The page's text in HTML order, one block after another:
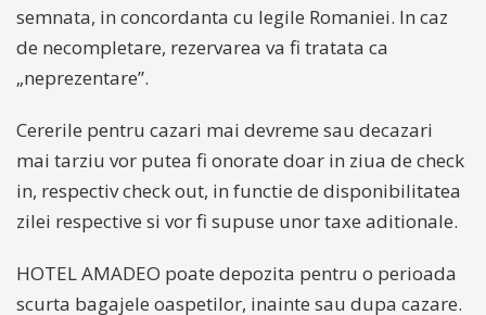
semnata, in concordanta cu legile Romaniei. In caz
de necompletare, rezervarea va fi tratata ca
„neprezentare”.
Cererile pentru cazari mai devreme sau decazari
mai tarziu vor putea fi onorate doar in ziua de check
in, respectiv check out, in functie de disponibilitatea
zilei respective si vor fi supuse unor taxe aditionale.
HOTEL AMADEO poate depozita pentru o perioada
scurta bagajele oaspetilor, inainte sau dupa cazare.